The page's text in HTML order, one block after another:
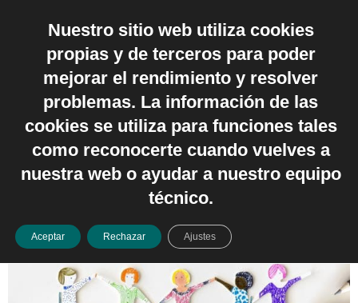
Español
Día:31 de enero de
2024
La diversidad y la inclusión
en el aula: un camino hacia la
educación integral
Nuestro sitio web utiliza cookies
propias y de terceros para poder
mejorar el rendimiento y resolver
problemas. La información de las
cookies se utiliza para funciones tales
como reconocerte cuando vuelves a
nuestra web o ayudar a nuestro equipo
técnico.
Aceptar Rechazar Ajustes